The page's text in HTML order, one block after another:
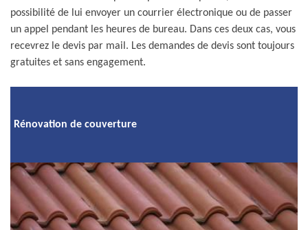
possibilité de lui envoyer un courrier électronique ou de passer
un appel pendant les heures de bureau. Dans ces deux cas, vous
recevrez le devis par mail. Les demandes de devis sont toujours
gratuites et sans engagement.
Rénovation de couverture